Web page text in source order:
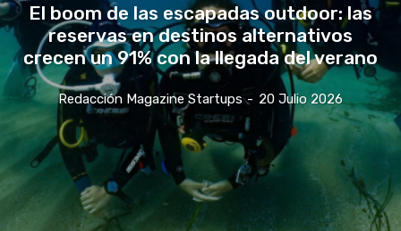
El boom de las escapadas outdoor: las
reservas en destinos alternativos
crecen un 91% con la llegada del verano
Redacción Magazine Startups - 20 Julio 2026